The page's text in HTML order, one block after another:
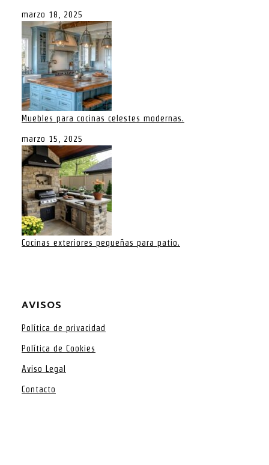
marzo 18, 2025
Muebles para cocinas celestes modernas.
marzo 15, 2025
Cocinas exteriores pequeñas para patio.
AVISOS
Política de privacidad
Política de Cookies
Aviso Legal
Contacto